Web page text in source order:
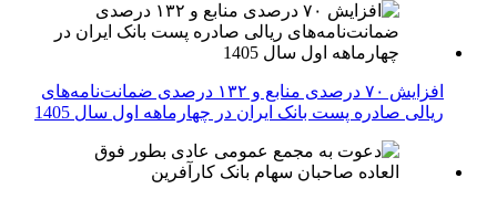
افزایش ۷۰ درصدی منابع و ۱۳۲ درصدی ضمانت‌نامه‌های
ریالی صادره پست بانک ایران در چهارماهه اول سال 1405